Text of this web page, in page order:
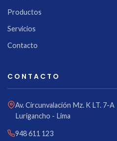
Productos
Servicios
Contacto
CONTACTO
Av. Circunvalación Mz. K LT. 7-A
Lurigancho - Lima
948 611 123